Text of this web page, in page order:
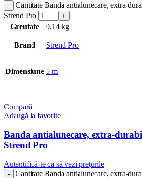
Cantitate Banda antialunecare, extra-
Strend Pro
Greutate
0,14 kg
Brand Strend Pro
Dimensiune 5 m
Compară
Adaugă la favorite
Banda antialunecare, extra-
Strend Pro
Autentifică-te ca să vezi prețurile
Cantitate Banda antialunecare, extra-